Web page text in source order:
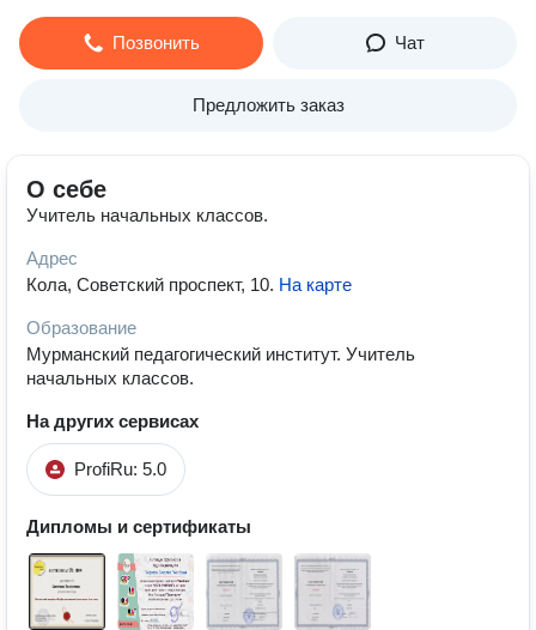
Позвонить Чат
Предложить заказ
О себе
Учитель начальных классов.
Адрес
Кола, Советский проспект, 10. На карте
Образование
Мурманский педагогический институт. Учитель
начальных классов.
На других сервисах
ProfiRu: 5.0
Дипломы и сертификаты